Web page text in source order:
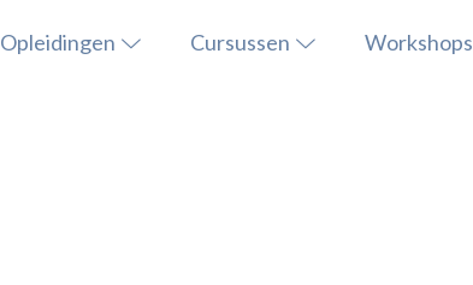
Opleidingen Cursussen Workshops